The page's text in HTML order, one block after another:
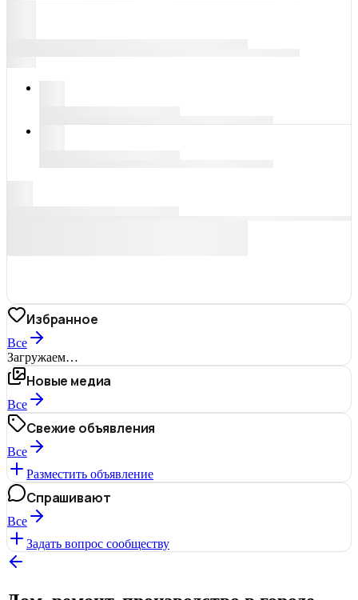
Избранное
Все
Загружаем…
Новые медиа
Все
Свежие объявления
Все
Разместить объявление
Спрашивают
Все
Задать вопрос сообществу